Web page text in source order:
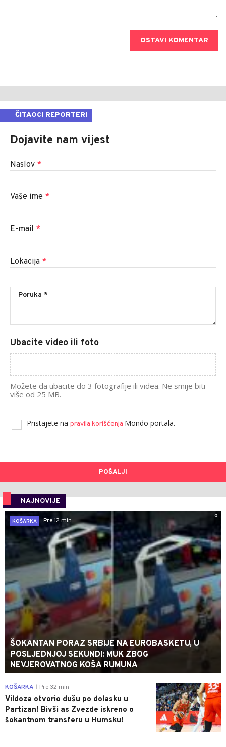
OSTAVI KOMENTAR
ČITAOCI REPORTERI
Dojavite nam vijest
Naslov *
Vaše ime *
E-mail *
Lokacija *
Ubacite video ili foto
Možete da ubacite do 3 fotografije ili videa. Ne smije biti
više od 25 MB.
Pristajete na pravila korišćenja Mondo portala.
POŠALJI
NAJNOVIJE
0
KOŠARKA
Pre 12 min
ŠOKANTAN PORAZ SRBIJE NA EUROBASKETU, U
POSLJEDNJOJ SEKUNDI: MUK ZBOG
NEVJEROVATNOG KOŠA RUMUNA
0
KOŠARKA Pre 32 min
Vildoza otvorio dušu po dolasku u
Partizan! Bivši as Zvezde iskreno o
šokantnom transferu u Humsku!